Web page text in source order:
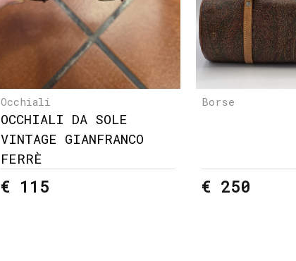
Occhiali
OCCHIALI DA SOLE
VINTAGE GIANFRANCO
FERRÈ
€ 115
Borse
€ 250